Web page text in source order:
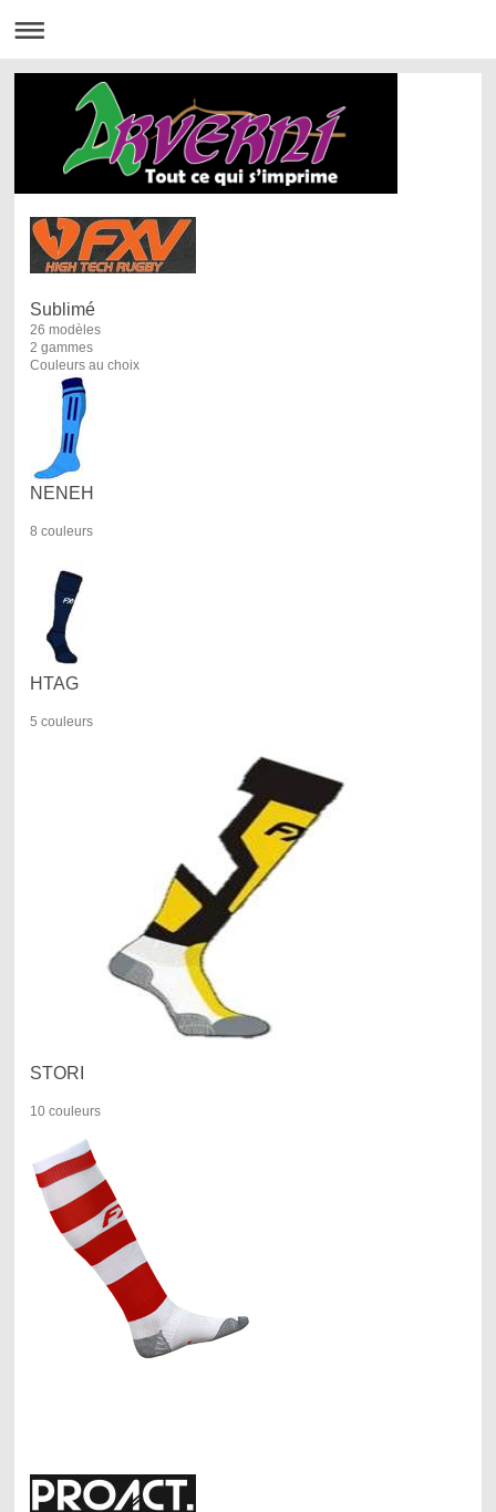
Sublimé
26 modèles
2 gammes
Couleurs au choix
NENEH
8 couleurs
HTAG
5 couleurs
STORI
10 couleurs